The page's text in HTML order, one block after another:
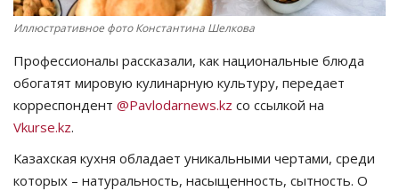
РАЗВЛЕЧЕНИЯ
Иллюстративное фото Константина Шелкова
Профессионалы рассказали, как национальные блюда
обогатят мировую кулинарную культуру, передает
корреспондент @Pavlodarnews.kz со ссылкой на
Vkurse.kz.
Казахская кухня обладает уникальными чертами, среди
которых – натуральность, насыщенность, сытность. О